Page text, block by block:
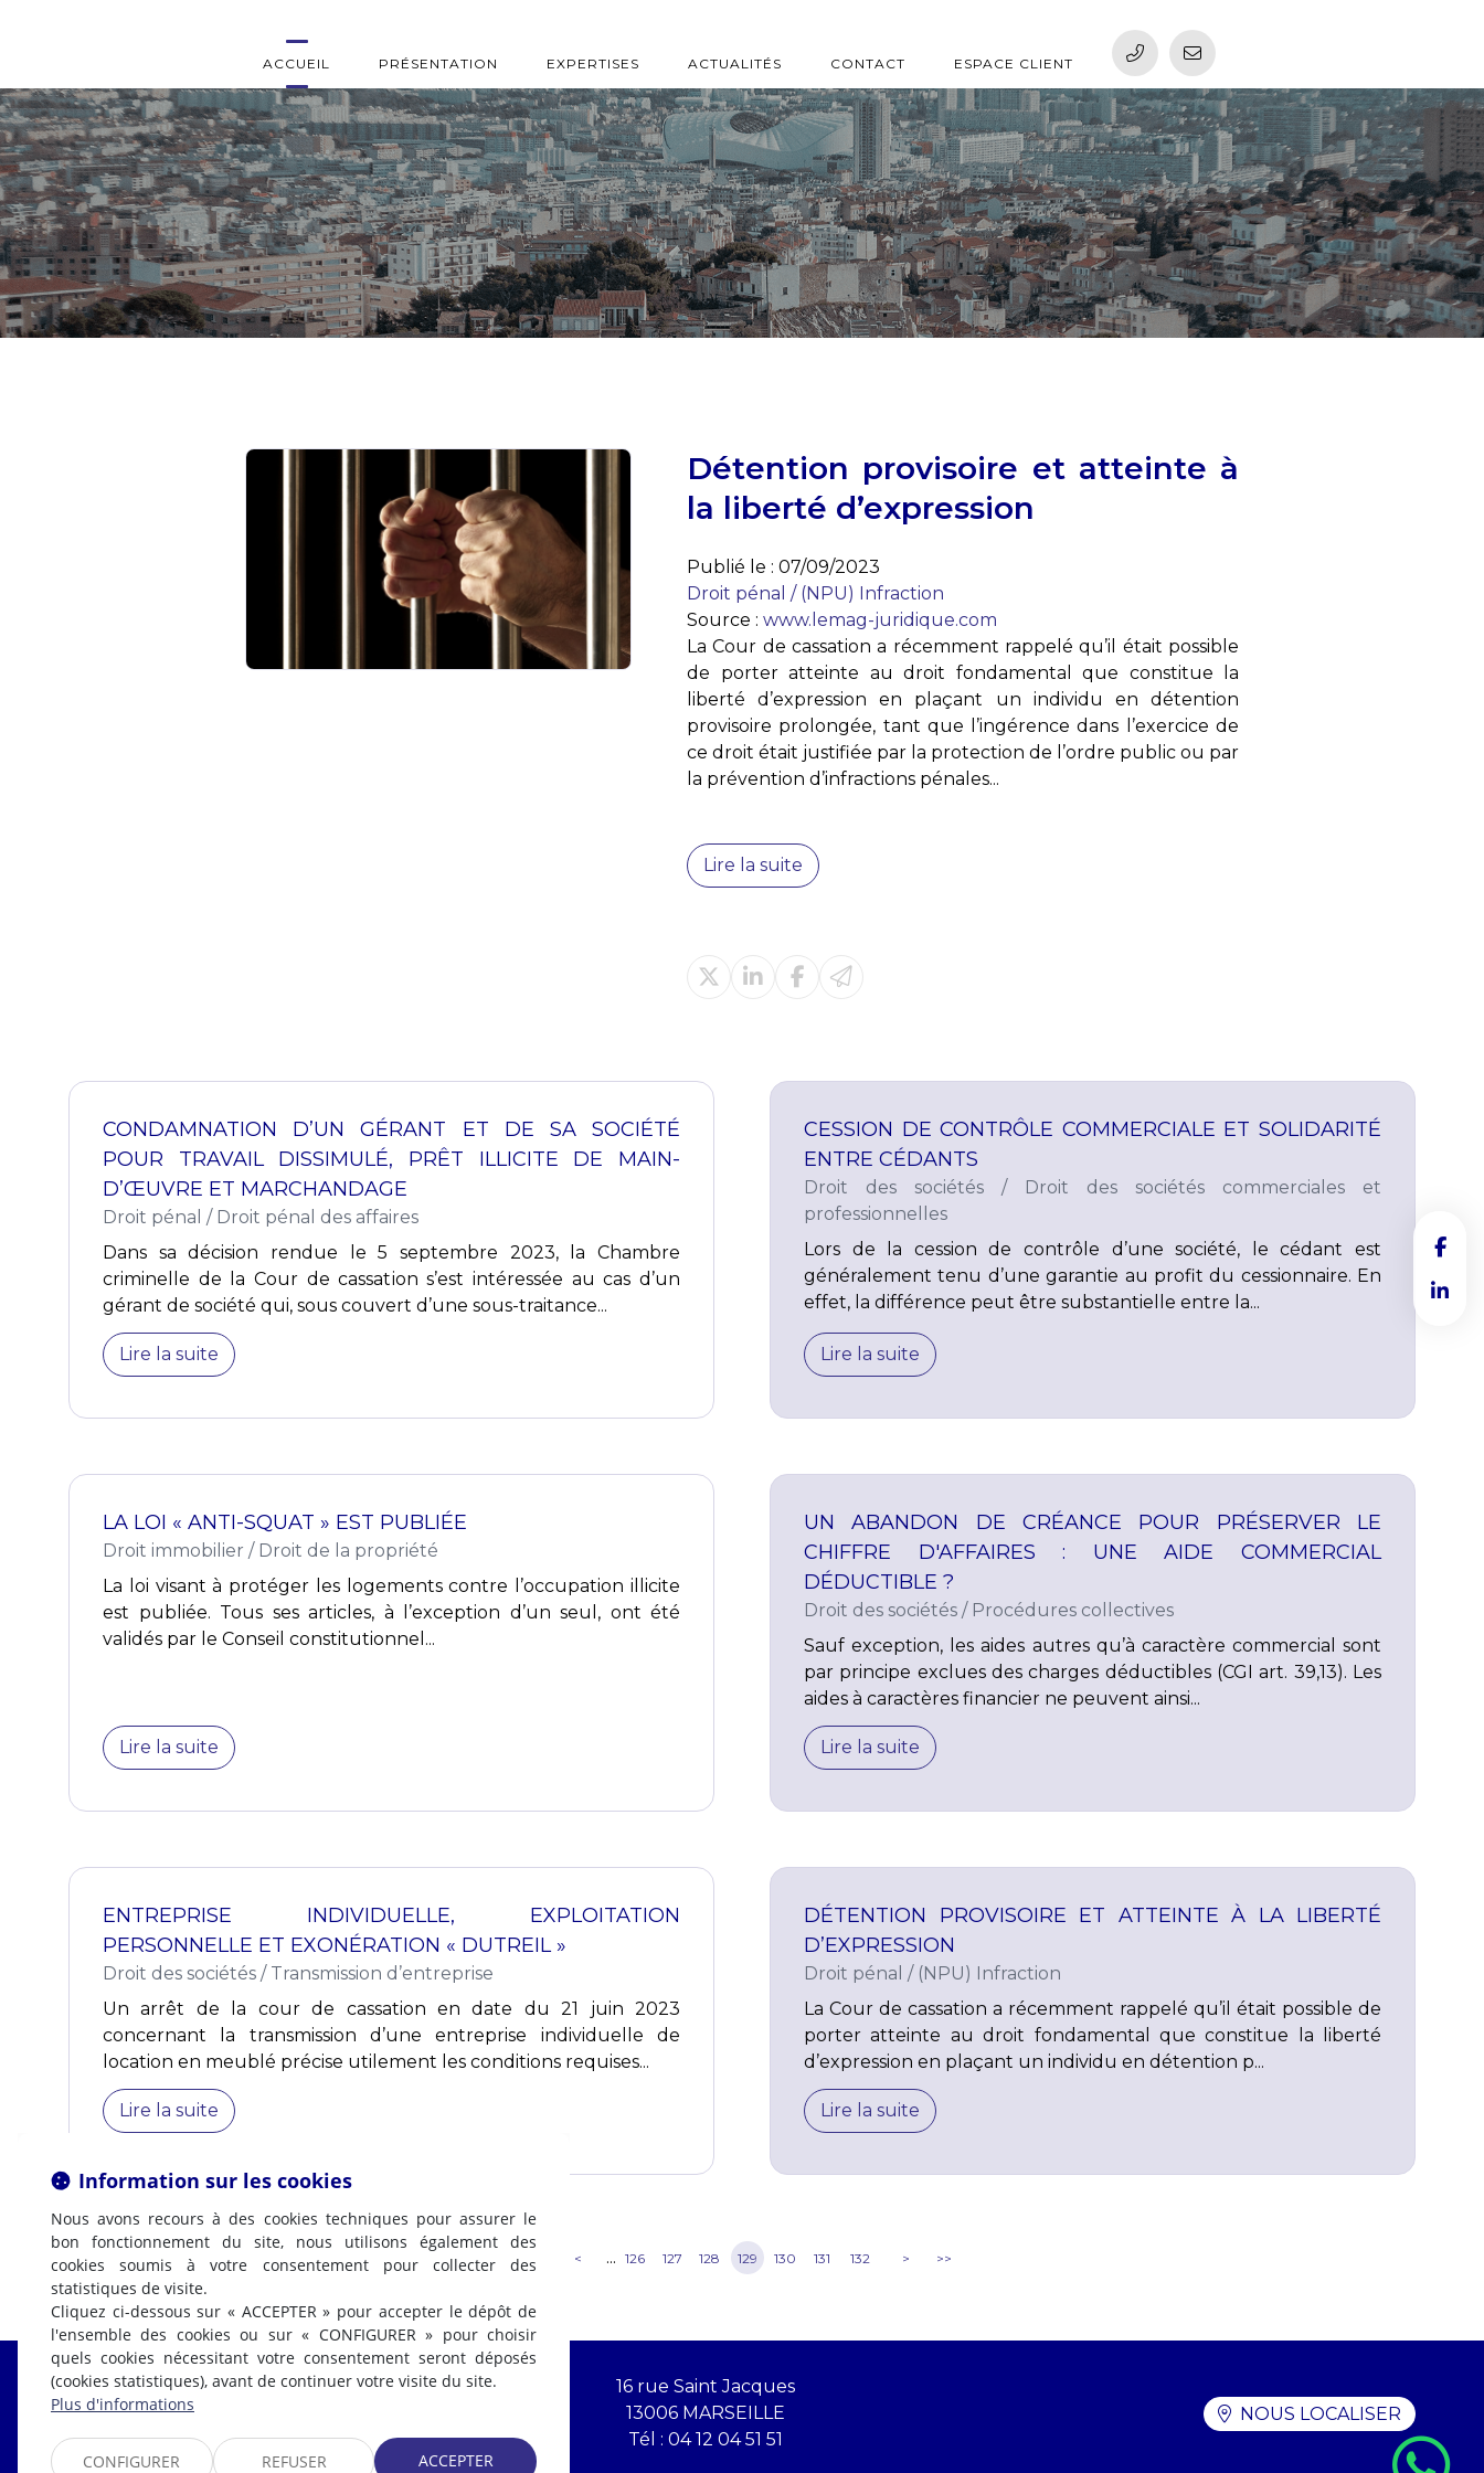
ACCUEIL PRÉSENTATION EXPERTISES ACTUALITÉS CONTACT ESPACE CLIENT
Détention provisoire et atteinte à
la liberté d’expression
Publié le : 07/09/2023
Droit pénal / (NPU) Infraction
Source : www.lemag-juridique.com
La Cour de cassation a récemment rappelé qu’il était possible
de porter atteinte au droit fondamental que constitue la
liberté d’expression en plaçant un individu en détention
provisoire prolongée, tant que l’ingérence dans l’exercice de
ce droit était justifiée par la protection de l’ordre public ou par
la prévention d’infractions pénales...
Lire la suite
CONDAMNATION D’UN GÉRANT ET DE SA SOCIÉTÉ
POUR TRAVAIL DISSIMULÉ, PRÊT ILLICITE DE MAIN-
D’ŒUVRE ET MARCHANDAGE
Droit pénal / Droit pénal des affaires
Dans sa décision rendue le 5 septembre 2023, la Chambre
criminelle de la Cour de cassation s’est intéressée au cas d’un
gérant de société qui, sous couvert d’une sous-traitance...
Lire la suite
CESSION DE CONTRÔLE COMMERCIALE ET SOLIDARITÉ
ENTRE CÉDANTS
Droit des sociétés /
Droit des sociétés commerciales et
professionnelles
Lors de la cession de contrôle d’une société, le cédant est
généralement tenu d’une garantie au profit du cessionnaire. En
effet, la différence peut être substantielle entre la...
Lire la suite
LA LOI « ANTI-SQUAT » EST PUBLIÉE
Droit immobilier / Droit de la propriété
La loi visant à protéger les logements contre l’occupation illicite
est publiée. Tous ses articles, à l’exception d’un seul, ont été
validés par le Conseil constitutionnel...
Lire la suite
UN ABANDON DE CRÉANCE POUR PRÉSERVER LE
CHIFFRE D'AFFAIRES : UNE AIDE COMMERCIAL
DÉDUCTIBLE ?
Droit des sociétés / Procédures collectives
Sauf exception, les aides autres qu’à caractère commercial sont
par principe exclues des charges déductibles (CGI art. 39,13). Les
aides à caractères financier ne peuvent ainsi...
Lire la suite
ENTREPRISE INDIVIDUELLE, EXPLOITATION
PERSONNELLE ET EXONÉRATION « DUTREIL »
Droit des sociétés / Transmission d’entreprise
Un arrêt de la cour de cassation en date du 21 juin 2023
concernant la transmission d’une entreprise individuelle de
location en meublé précise utilement les conditions requises...
Lire la suite
DÉTENTION PROVISOIRE ET ATTEINTE À LA LIBERTÉ
D’EXPRESSION
Droit pénal / (NPU) Infraction
La Cour de cassation a récemment rappelé qu’il était possible de
porter atteinte au droit fondamental que constitue la liberté
d’expression en plaçant un individu en détention p...
Lire la suite
< ... 126 127 128 129 130 131 132 > >>
Fabrice LABI
16 rue Saint Jacques
13006 MARSEILLE
Tél : 04 12 04 51 51
NOUS LOCALISER
Information sur les cookies
Nous avons recours à des cookies techniques pour assurer le
bon fonctionnement du site, nous utilisons également des
cookies soumis à votre consentement pour collecter des
statistiques de visite.
Cliquez ci-dessous sur « ACCEPTER » pour accepter le dépôt de
l'ensemble des cookies ou sur « CONFIGURER » pour choisir
quels cookies nécessitant votre consentement seront déposés
(cookies statistiques), avant de continuer votre visite du site.
Plus d'informations
CONFIGURER REFUSER ACCEPTER